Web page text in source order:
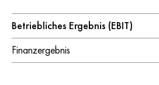
Betriebliches Ergebnis (EBIT)
Finanzergebnis